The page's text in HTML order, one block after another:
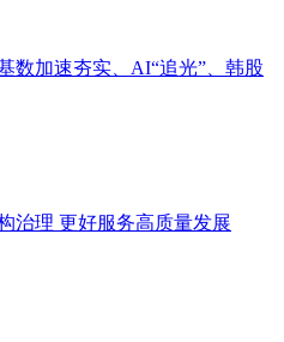
数加速夯实、AI“追光”、韩股
治理 更好服务高质量发展